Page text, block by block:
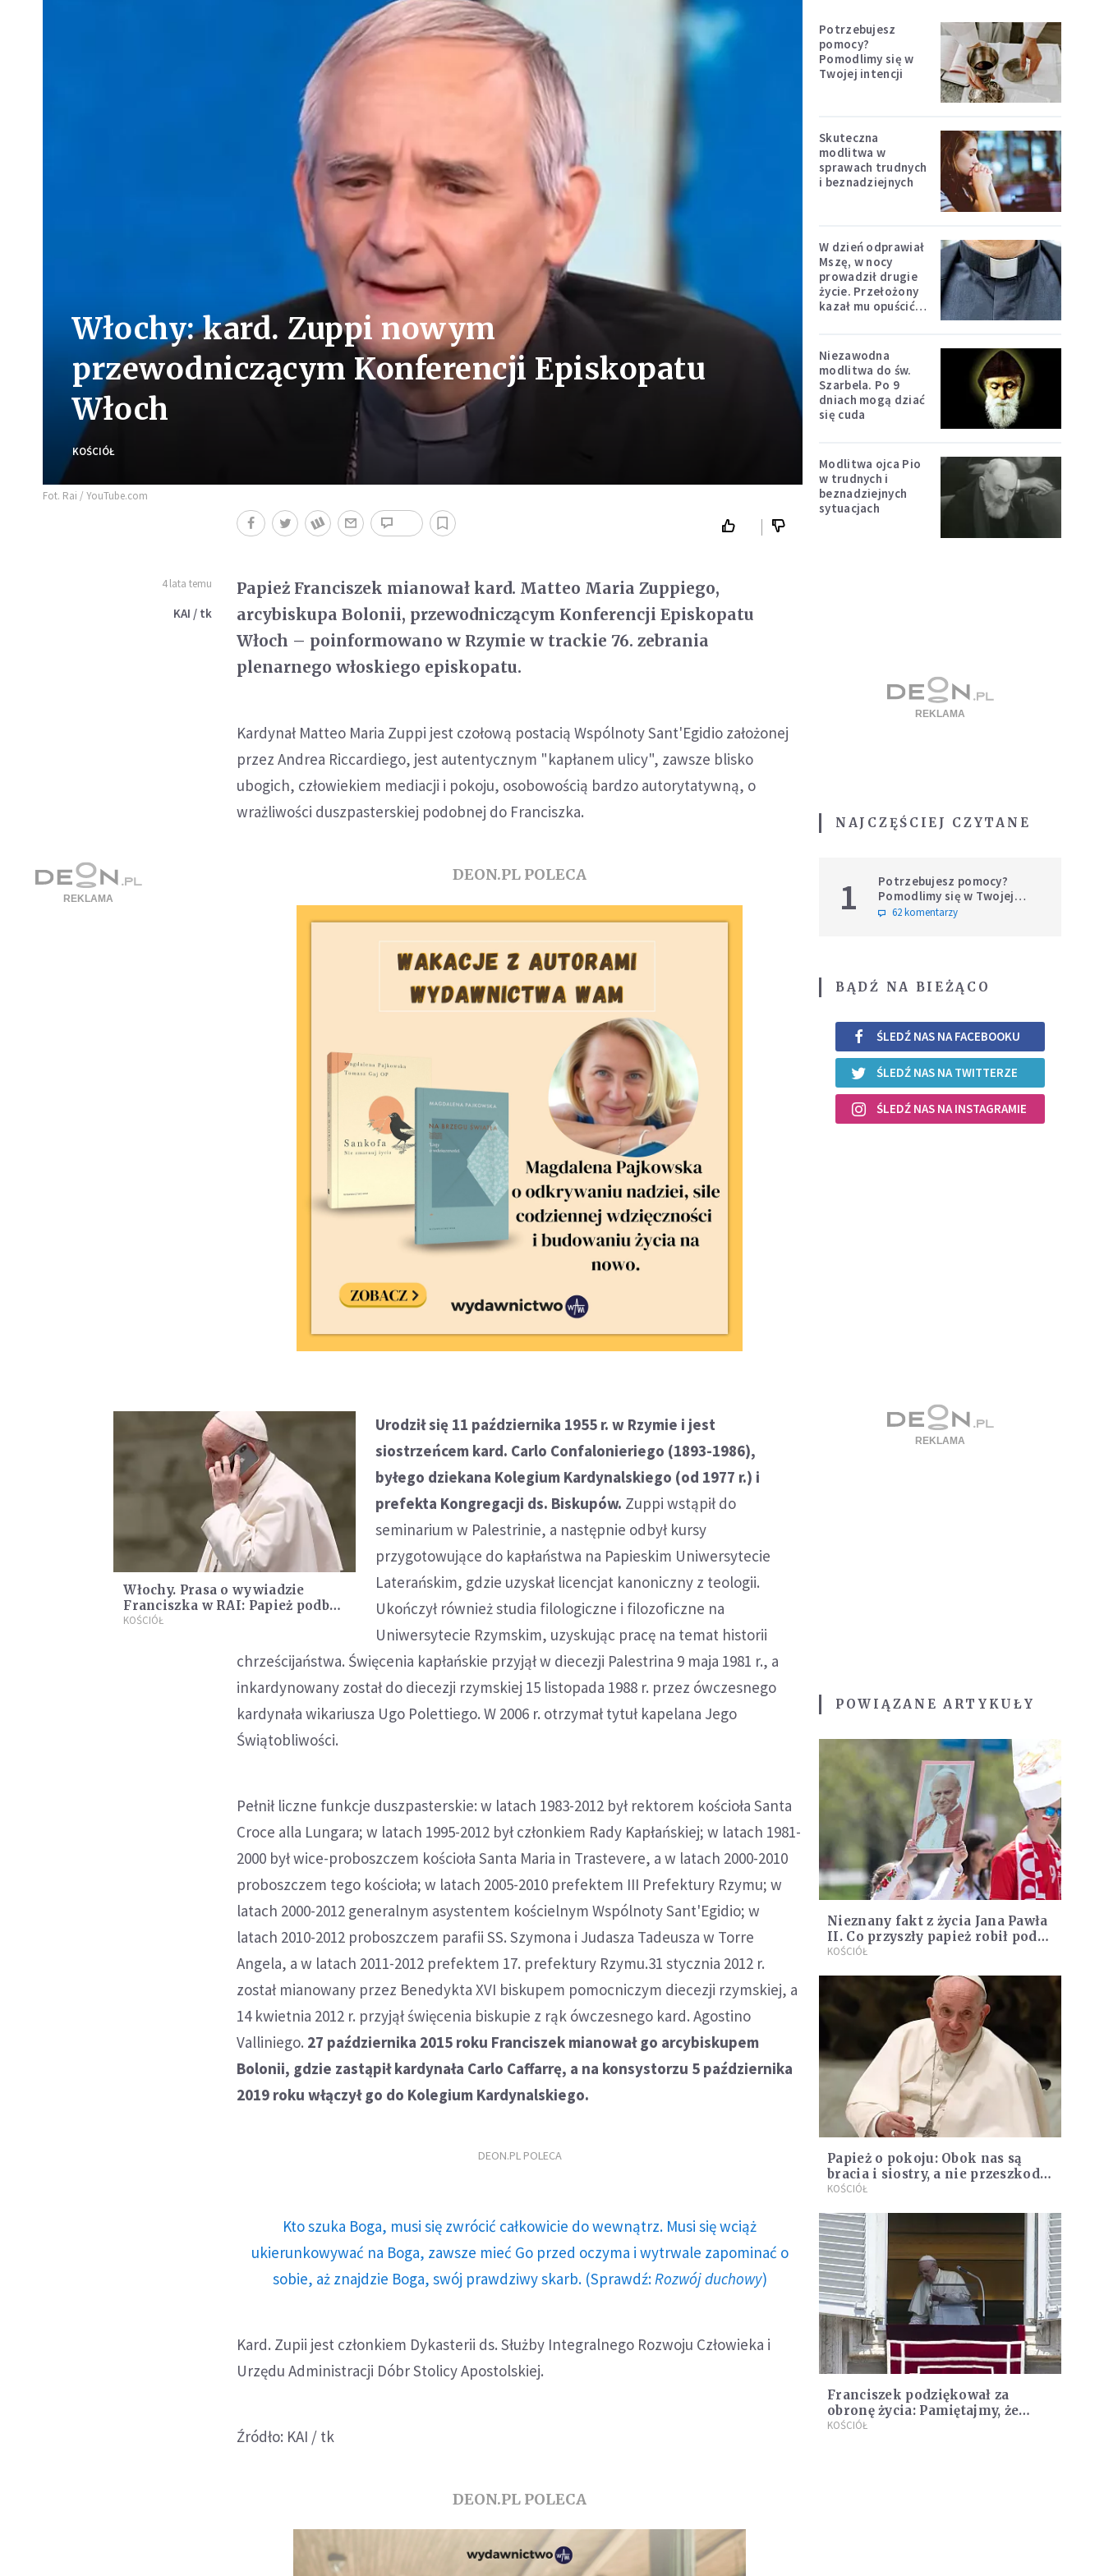
Włochy: kard. Zuppi nowym
przewodniczącym Konferencji Episkopatu
Włoch
KOŚCIÓŁ
Fot. Rai / YouTube.com
4 lata temu
KAI / tk
Papież Franciszek mianował kard. Matteo Maria Zuppiego,
arcybiskupa Bolonii, przewodniczącym Konferencji Episkopatu
Włoch – poinformowano w Rzymie w trackie 76. zebrania
plenarnego włoskiego episkopatu.
Kardynał Matteo Maria Zuppi jest czołową postacią Wspólnoty Sant'Egidio założonej
przez Andrea Riccardiego, jest autentycznym "kapłanem ulicy", zawsze blisko
ubogich, człowiekiem mediacji i pokoju, osobowością bardzo autorytatywną, o
wrażliwości duszpasterskiej podobnej do Franciszka.
DEON.PL POLECA
Włochy. Prasa o wywiadzie
Franciszka w RAI: Papież podbił
serca wszystkich
KOŚCIÓŁ
Urodził się 11 października 1955 r. w Rzymie i jest
siostrzeńcem kard. Carlo Confalonieriego (1893-1986),
byłego dziekana Kolegium Kardynalskiego (od 1977 r.) i
prefekta Kongregacji ds. Biskupów. Zuppi wstąpił do
seminarium w Palestrinie, a następnie odbył kursy
przygotowujące do kapłaństwa na Papieskim Uniwersytecie
Laterańskim, gdzie uzyskał licencjat kanoniczny z teologii.
Ukończył również studia filologiczne i filozoficzne na
Uniwersytecie Rzymskim, uzyskując pracę na temat historii
chrześcijaństwa. Święcenia kapłańskie przyjął w diecezji Palestrina 9 maja 1981 r., a
inkardynowany został do diecezji rzymskiej 15 listopada 1988 r. przez ówczesnego
kardynała wikariusza Ugo Polettiego. W 2006 r. otrzymał tytuł kapelana Jego
Świątobliwości.
Pełnił liczne funkcje duszpasterskie: w latach 1983-2012 był rektorem kościoła Santa
Croce alla Lungara; w latach 1995-2012 był członkiem Rady Kapłańskiej; w latach 1981-
2000 był wice-proboszczem kościoła Santa Maria in Trastevere, a w latach 2000-2010
proboszczem tego kościoła; w latach 2005-2010 prefektem III Prefektury Rzymu; w
latach 2000-2012 generalnym asystentem kościelnym Wspólnoty Sant'Egidio; w
latach 2010-2012 proboszczem parafii SS. Szymona i Judasza Tadeusza w Torre
Angela, a w latach 2011-2012 prefektem 17. prefektury Rzymu.31 stycznia 2012 r.
został mianowany przez Benedykta XVI biskupem pomocniczym diecezji rzymskiej, a
14 kwietnia 2012 r. przyjął święcenia biskupie z rąk ówczesnego kard. Agostino
Valliniego. 27 października 2015 roku Franciszek mianował go arcybiskupem
Bolonii, gdzie zastąpił kardynała Carlo Caffarrę, a na konsystorzu 5 października
2019 roku włączył go do Kolegium Kardynalskiego.
DEON.PL POLECA
Kto szuka Boga, musi się zwrócić całkowicie do wewnątrz. Musi się wciąż
ukierunkowywać na Boga, zawsze mieć Go przed oczyma i wytrwale zapominać o
sobie, aż znajdzie Boga, swój prawdziwy skarb. (Sprawdź: Rozwój duchowy)
Kard. Zupii jest członkiem Dykasterii ds. Służby Integralnego Rozwoju Człowieka i
Urzędu Administracji Dóbr Stolicy Apostolskiej.
Źródło: KAI / tk
DEON.PL POLECA
Potrzebujesz
pomocy?
Pomodlimy się w
Twojej intencji
Skuteczna
modlitwa w
sprawach trudnych
i beznadziejnych
W dzień odprawiał
Mszę, w nocy
prowadził drugie
życie. Przełożony
kazał mu opuścić
Niezawodna
modlitwa do św.
Szarbela. Po 9
dniach mogą dziać
się cuda
Modlitwa ojca Pio
w trudnych i
beznadziejnych
sytuacjach
NAJCZĘŚCIEJ CZYTANE
1
Potrzebujesz pomocy?
Pomodlimy się w Twojej
intencji
62 komentarzy
BĄDŹ NA BIEŻĄCO
ŚLEDŹ NAS NA FACEBOOKU
ŚLEDŹ NAS NA TWITTERZE
ŚLEDŹ NAS NA INSTAGRAMIE
POWIĄZANE ARTYKUŁY
Nieznany fakt z życia Jana Pawła
II. Co przyszły papież robił pod
Babią Górą?
KOŚCIÓŁ
Papież o pokoju: Obok nas są
bracia i siostry, a nie przeszkody
i przeciwnicy
KOŚCIÓŁ
Franciszek podziękował za
obronę życia: Pamiętajmy, że
życie jest darem Boga!
KOŚCIÓŁ